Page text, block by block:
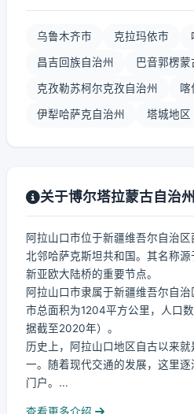
乌鲁木齐市 克拉玛依市
昌吉回族自治州 巴音郭楞蒙
克孜勒苏柯尔克孜自治州 喀
伊犁哈萨克自治州 塔城地区
关于博尔塔拉蒙古自治州
阿拉山口市位于新疆维吾尔自治区
北邻哈萨克斯坦共和国。其名称
新亚欧大陆桥的重要节点。
阿拉山口市隶属于新疆维吾尔自
市总面积为1204平方公里，人口
据截至2020年）。
历史上，阿拉山口地区自古以来
一。随着现代交通的发展，这里
门户。...